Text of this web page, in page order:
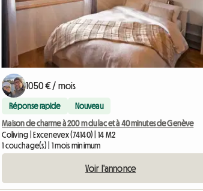
1050 € / mois
Réponse rapide Nouveau
Maison de charme à 200 m du lac et à 40 minutes de Genève
Coliving | Excenevex (74140) | 14 M2
1 couchage(s) | 1 mois minimum
Voir l'annonce